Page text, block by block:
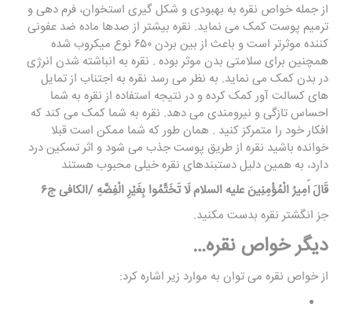
از جمله خواص نقره به بهبودی و شکل گیری استخوان، فرم دهی و
ترمیم پوست کمک می نماید. نقره بیشتر از صدها ماده ضد عفونی
کننده موثرتر است و باعث از بین بردن ۶۵۰ نوع میکروب شده
همچنین برای سلامتی بدن موثر بوده . نقره به انباشته شدن انرژی
در بدن کمک می نماید. به نظر می رسد نقره به اجتناب از تمایل
های کسالت آور کمک کرده و در نتیجه استفاده از نقره به شما
احساس تازگی و نیرومندی می دهد. نقره به شما کمک می کند که
افکار خود را متمرکز کنید . همان طور که شما ممکن است قبلا
خوانده باشید نقره از طریق پوست جذب می شود و اثر تسکین درد
دارد، به همین دلیل دستبندهای نقره خیلی محبوب هستند
قَالَ أَمِیرُ الْمُؤْمِنِینَ علیه السلام لَا تَخَتَّمُوا بِغَیْرِ الْفِضَّهِ /الکافی ج۶
جز انگشتر نقره بدست مکنید.
دیگر خواص نقره…
از خواص نقره می توان به موارد زیر اشاره کرد: